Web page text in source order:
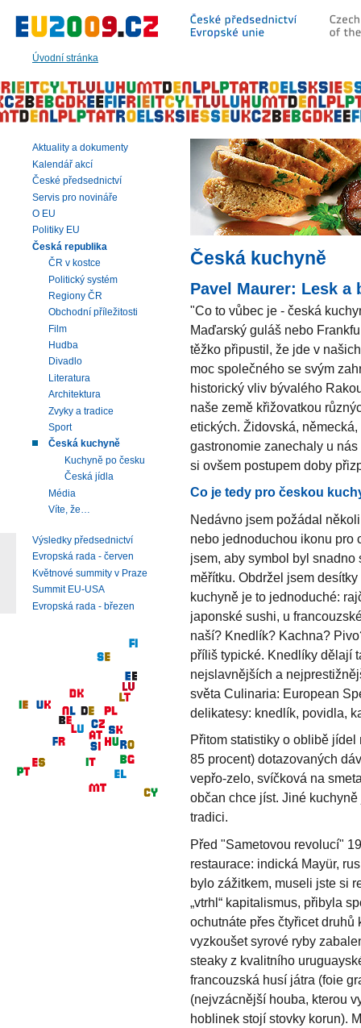
Úvodní stránka
hlavní
|
navigaci
|
vyhledávání
Česká kuchyně
Pavel Maurer: Lesk a
"Co to vůbec je - česká
Maďarský guláš nebo
těžko připustil, že jde v
moc společného se svým
historický vliv bývalého
naše země křižovatkou
etických. Židovská,
gastronomie zanechaly u
si ovšem postupem doby
Co je tedy pro českou
Nedávno jsem požádal
nebo jednoduchou ikonu pro
jsem, aby symbol byl
měřítku. Obdržel jsem
kuchyně je to jednoduché:
japonské sushi, u
naší? Knedlík? Kachna?
příliš typické. Knedlíky dělají
nejslavnějších a
světa Culinaria: European
delikatesy: knedlík, povidla,
Přitom statistiky o oblibě
85 procent) dotazovaných
vepřo-zelo, svíčková na
občan chce jíst. Jiné
tradici.
Před "Sametovou revolucí"
restaurace: indická Mayür,
bylo zážitkem, museli jste si
„vtrhl“ kapitalismus, přibyla
ochutnáte přes čtyřicet
vyzkoušet syrové ryby
steaky z kvalitního
francouzská husí játra (foie
(nejvzácnější houba, kterou
hoblinek stojí stovky korun).
Aktuality a dokumenty
Kalendář akcí
České předsednictví
Servis pro novináře
O EU
Politiky EU
Česká republika
ČR v kostce
Politický systém
Regiony ČR
Obchodní příležitosti
Film
Hudba
Divadlo
Literatura
Architektura
Zvyky a tradice
Sport
Česká kuchyně
Kuchyně po česku
Česká jídla
Média
Víte, že…
Výsledky předsednictví
Evropská rada - červen
Květnové summity v Praze
Summit EU-USA
Evropská rada - březen